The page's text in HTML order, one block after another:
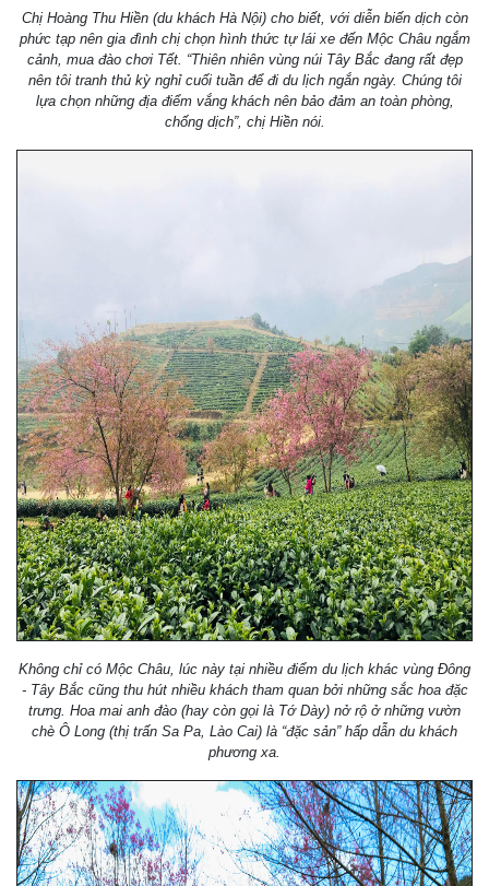
Chị Hoàng Thu Hiền (du khách Hà Nội) cho biết, với diễn biến dịch còn
phức tạp nên gia đình chị chọn hình thức tự lái xe đến Mộc Châu ngắm
cảnh, mua đào chơi Tết. “Thiên nhiên vùng núi Tây Bắc đang rất đẹp
nên tôi tranh thủ kỳ nghỉ cuối tuần để đi du lịch ngắn ngày. Chúng tôi
lựa chọn những địa điểm vắng khách nên bảo đảm an toàn phòng,
chống dịch”, chị Hiền nói.
Không chỉ có Mộc Châu, lúc này tại nhiều điểm du lịch khác vùng Đông
- Tây Bắc cũng thu hút nhiều khách tham quan bởi những sắc hoa đặc
trưng. Hoa mai anh đào (hay còn gọi là Tớ Dày) nở rộ ở những vườn
chè Ô Long (thị trấn Sa Pa, Lào Cai) là “đặc sản” hấp dẫn du khách
phương xa.